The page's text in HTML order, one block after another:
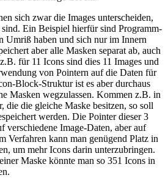
sich zwar die Images unterscheiden,
Ein Beispiel hierfür sind Programm-
Umriß haben und sich nur im Innern
aber alle Masken separat ab, auch
für 11 Icons sind dies 11 Images und
von Pointern auf die Daten für
Block-Struktur ist es aber durchaus
Masken wegzulassen. Kommen z.B. in
die die gleiche Maske besitzen, so soll
werden. Die Pointer dieser 3
verschiedene Image-Daten, aber auf
Verfahren kann man genügend Platz in
um mehr Icons darin unterzubringen.
Maske könnte man so 351 Icons in